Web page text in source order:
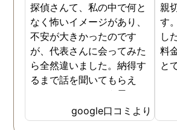
探偵さんて、私の中で何と
なく怖いイメージがあり、
不安が大きかったのです
が、代表さんに会ってみた
ら全然違いました。納得す
るまで話を聞いてもらえ
て、ここならという思いで
依頼しました。代表さんが
私と一緒に戦ってくれてる
google口コミより
親
す
し
料
と